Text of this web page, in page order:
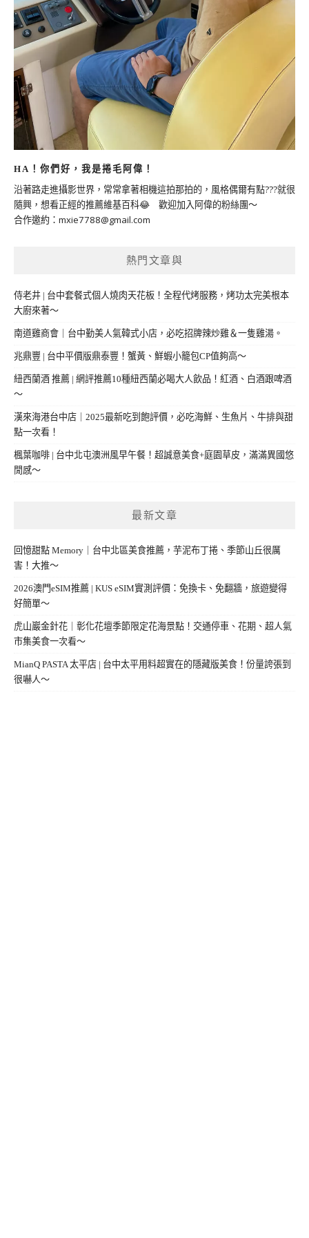
HA！你們好，我是捲毛阿偉！
沿著路走進攝影世界，常常拿著相機這拍那拍的，風格偶爾有點???就很
隨興，想看正經的推薦維基百科😂 歡迎加入阿偉的粉絲團～
合作邀約： mxie7788@gmail.com
熱門文章與
侍老井 | 台中套餐式個人燒肉天花板！全程代烤服務，烤功太完美根本
大廚來著～
南道雞商會｜台中勤美人氣韓式小店，必吃招牌辣炒雞＆一隻雞湯。
兆鼎豐 | 台中平價版鼎泰豐！蟹黃、鮮蝦小籠包CP值夠高～
紐西蘭酒 推薦 | 網評推薦10種紐西蘭必喝大人飲品！紅酒、白酒跟啤酒
～
漢來海港台中店｜2025最新吃到飽評價，必吃海鮮、生魚片、牛排與甜
點一次看！
楓葉咖啡 | 台中北屯澳洲風早午餐！超誠意美食+庭園草皮，滿滿異國悠
閒感～
最新文章
回憶甜點 Memory｜台中北區美食推薦，芋泥布丁捲、季節山丘很厲
害！大推～
2026澳門eSIM推薦 | KUS eSIM實測評價：免換卡、免翻牆，旅遊變得
好簡單～
虎山巖金針花｜彰化花壇季節限定花海景點！交通停車、花期、超人氣
市集美食一次看～
MianQ PASTA 太平店 | 台中太平用料超實在的隱藏版美食！份量誇張到
很嚇人～